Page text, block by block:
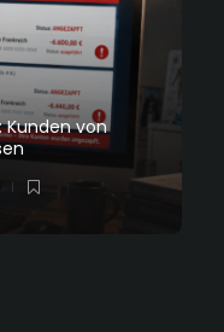
Kunden von